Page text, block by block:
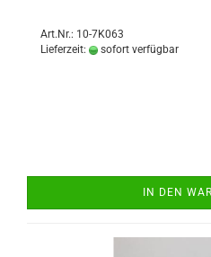
Art.Nr.: 10-7K063
Lieferzeit:
sofort verfügbar
IN DEN